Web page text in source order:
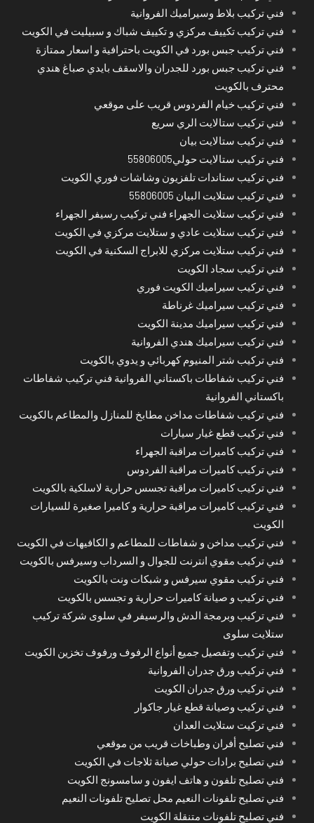
فني تركيب بلاط وسيراميك الفروانية
فني تركيب تكييف مركزي و تكييف شباك و سبيليت في الكويت
فني تركيب جبس بورد في الكويت باحترافية و اسعار ممتازة
فني تركيب جبس بورد للجدران والاسقف بايدي صباغ هندي
محترف بالكويت
فني تركيب خيام الفردوس قريب على موقعي
فني تركيب ستالايت الري سريع
فني تركيب ستالايت بيان
فني تركيب ستالايت حولي55806005
فني تركيب ستاندات تلفزيون وشاشات فوري الكويت
فني تركيب ستلايت البيان 55806005
فني تركيب ستلايت الجهراء فني تركيب رسيفر الجهراء
فني تركيب ستلايت عادي و ستلايت مركزي في الكويت
فني تركيب ستلايت مركزي للابراج السكنية في الكويت
فني تركيب سجاد الكويت
فني تركيب سيراميك الكويت فوري
فني تركيب سيراميك غرناطة
فني تركيب سيراميك مدينة الكويت
فني تركيب سيراميك هندي الفروانية
فني تركيب شتر المنيوم كهربائي و يدوي بالكويت
فني تركيب شفاطات باكستاني الفروانية فني تركيب شفاطات
باكستاني الفروانية
فني تركيب شفاطات مداخن مطابخ للمنازل والمطاعم بالكويت
فني تركيب قطع غيار سيارات
فني تركيب كاميرات مراقبة الجهراء
فني تركيب كاميرات مراقبة الفردوس
فني تركيب كاميرات مراقبة تجسس حرارية لاسلكية بالكويت
فني تركيب كاميرات مراقبة حرارية و كاميرا صغيرة للسيارات
الكويت
فني تركيب مداخن و شفاطات للمطاعم و الكافيهات في الكويت
فني تركيب مقوي انترنت للجوال و السرداب وسيرفس بالكويت
فني تركيب مقوي سيرفس و شبكات ونت بالكويت
فني تركيب و صيانة كاميرات حرارية و تجسس بالكويت
فني تركيب وبرمجة الدش والرسيفر في سلوى شركة تركيب
ستلايت سلوى
فني تركيب وتفصيل جميع أنواع الرفوف ورفوف تخزين الكويت
فني تركيب ورق جدران الفروانية
فني تركيب ورق جدران الكويت
فني تركيب وصيانة قطع غيار جاكوار
فني تركيت ستلايت العدان
فني تصليح أفران وطباخات قريب من موقعي
فني تصليح برادات حولي صيانة ثلاجات في الكويت
فني تصليح تلفون و هاتف ايفون و سامسونج الكويت
فني تصليح تلفونات النعيم محل تصليح تلفونات النعيم
فني تصليح تلفونات متنقلة الكويت